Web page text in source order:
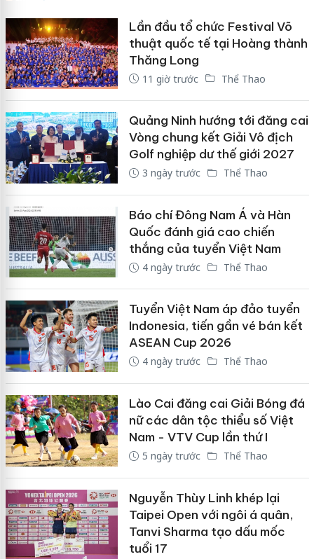
Lần đầu tổ chức Festival Võ
thuật quốc tế tại Hoàng thành
Thăng Long
11 giờ trước Thể Thao
Quảng Ninh hướng tới đăng cai
Vòng chung kết Giải Vô địch
Golf nghiệp dư thế giới 2027
3 ngày trước Thể Thao
Báo chí Đông Nam Á và Hàn
Quốc đánh giá cao chiến
thắng của tuyển Việt Nam
4 ngày trước Thể Thao
Tuyển Việt Nam áp đảo tuyển
Indonesia, tiến gần vé bán kết
ASEAN Cup 2026
4 ngày trước Thể Thao
Lào Cai đăng cai Giải Bóng đá
nữ các dân tộc thiểu số Việt
Nam - VTV Cup lần thứ I
5 ngày trước Thể Thao
Nguyễn Thùy Linh khép lại
Taipei Open với ngôi á quân,
Tanvi Sharma tạo dấu mốc
tuổi 17